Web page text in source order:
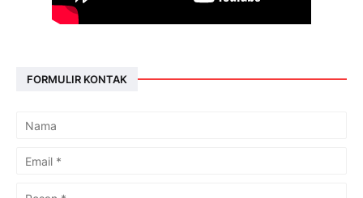
FORMULIR KONTAK